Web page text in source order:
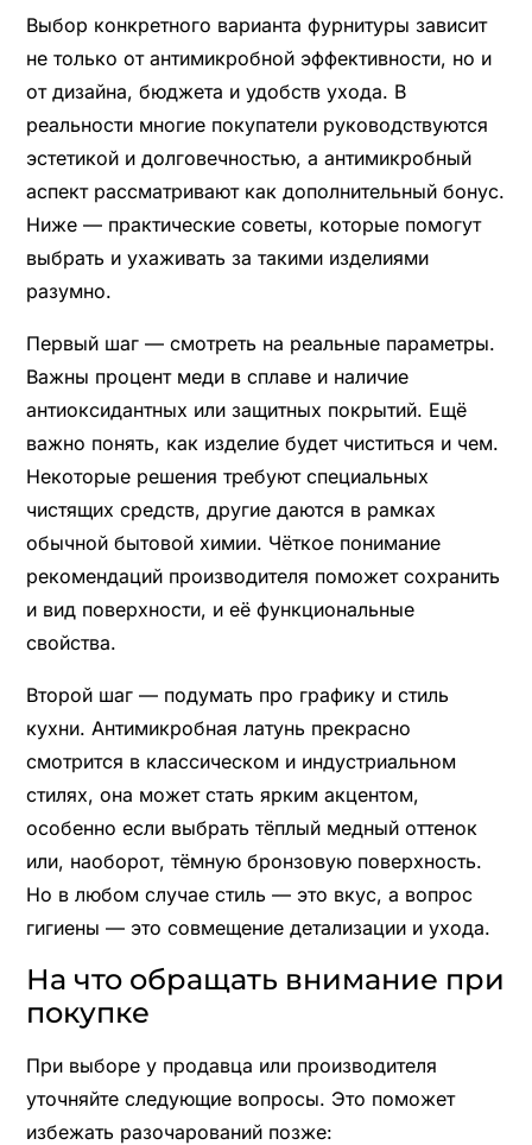
Выбор конкретного варианта фурнитуры зависит
не только от антимикробной эффективности, но и
от дизайна, бюджета и удобств ухода. В
реальности многие покупатели руководствуются
эстетикой и долговечностью, а антимикробный
аспект рассматривают как дополнительный бонус.
Ниже — практические советы, которые помогут
выбрать и ухаживать за такими изделиями
разумно.
Первый шаг — смотреть на реальные параметры.
Важны процент меди в сплаве и наличие
антиоксидантных или защитных покрытий. Ещё
важно понять, как изделие будет чиститься и чем.
Некоторые решения требуют специальных
чистящих средств, другие даются в рамках
обычной бытовой химии. Чёткое понимание
рекомендаций производителя поможет сохранить
и вид поверхности, и её функциональные
свойства.
Второй шаг — подумать про графику и стиль
кухни. Антимикробная латунь прекрасно
смотрится в классическом и индустриальном
стилях, она может стать ярким акцентом,
особенно если выбрать тёплый медный оттенок
или, наоборот, тёмную бронзовую поверхность.
Но в любом случае стиль — это вкус, а вопрос
гигиены — это совмещение детализации и ухода.
На что обращать внимание при
покупке
При выборе у продавца или производителя
уточняйте следующие вопросы. Это поможет
избежать разочарований позже: